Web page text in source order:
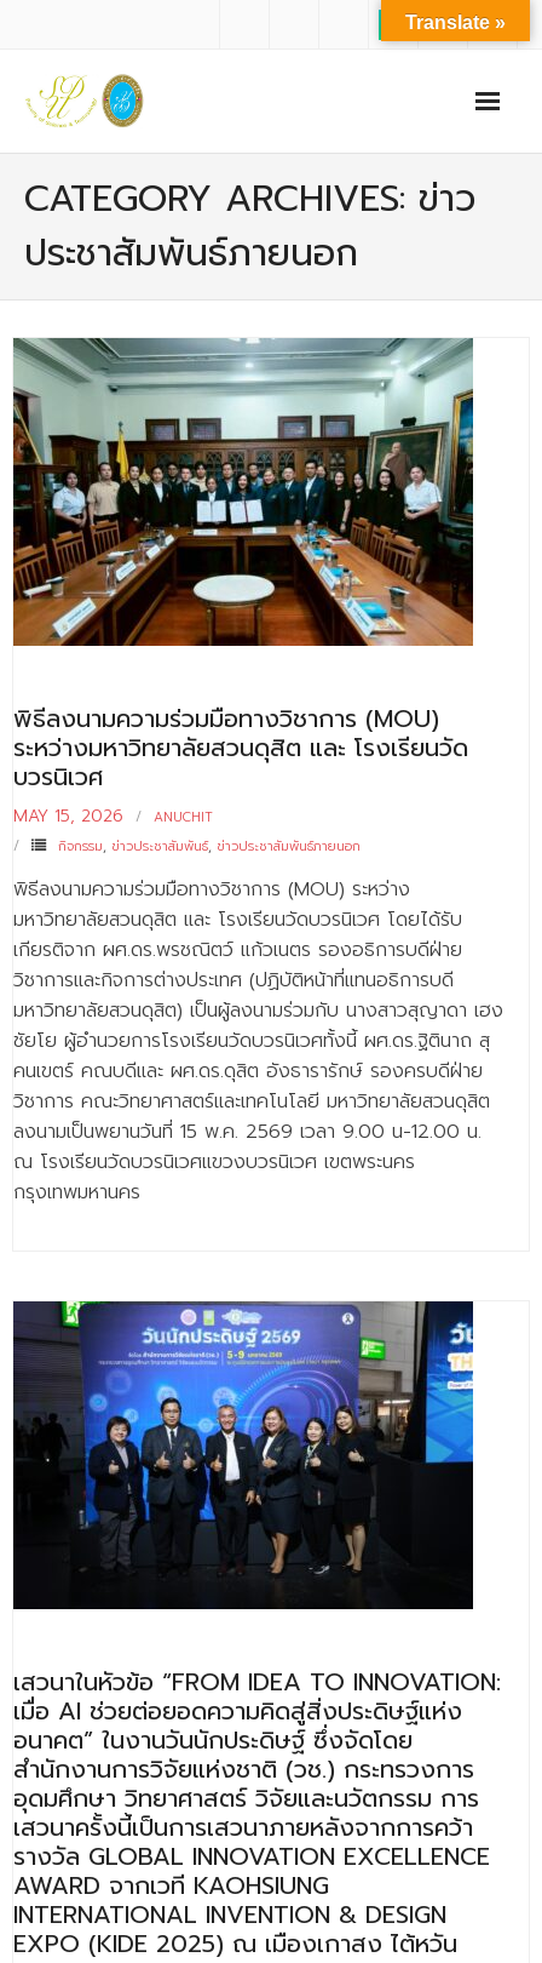
- ปรัชญาการจัดการศึกษา มหาวิทยาลัยสวนดุสิต
- ประวัติความเป็นมาของคณะ
- - สำนักงานคณะวิทยาศาสตร์และเทคโนโลยี
- - บุคลากรวิชาการ
- - บุคลากรสนับสนุน
หลักสูตร
- - วิทยาการคอมพิวเตอร์
- - วิทยาศาสตร์เครื่องสำอาง
- - อาชีวอนามัยและความปลอดภัย
- - อนามัยสิ่งแวดล้อมและสาธารณภัย
- - วิทยาศาสตร์การแพทย์
- - ความมั่นคงปลอดภัยไซเบอร์
- - อุตสาหกรรมชีวภาพเพื่อธุรกิจ
- ศึกษาศาสตรบัณฑิต
- - วิทยาศาสตร์ทั่วไป
- เทคโนโลยีบัณฑิต
- - เทคโนโลยีสารสนเทศ
- ศูนย์สิ่งแวดล้อม
- ศูนย์ปัญญาประดิษฐ์เพื่อการศึกษา
สหกิจศึกษา
- ข่าวประชาสัมพันธ์
- ทุน/สมัครงาน/ศึกษาต่อ
วารสารคณะ
ผลงานคณะ
- ฐานข้อมูลงานวิจัย
- การจัดการความรู้ (KM Scitech)
- โครงการบริหารจัดการพื้นที่ 10 ไร่ ด้านหลังโรงสีข้าว
สวนดุสิต จังหวัดปราจีนบุรี
CATEGORY ARCHIVES: ข่าว
ประชาสัมพันธ์ภายนอก
พิธีลงนามความร่วมมือทางวิชาการ (MOU)
ระหว่างมหาวิทยาลัยสวนดุสิต และ โรงเรียนวัด
บวรนิเวศ
MAY 15, 2026
ANUCHIT
กิจกรรม, ข่าวประชาสัมพันธ์, ข่าวประชาสัมพันธ์ภายนอก
พิธีลงนามความร่วมมือทางวิชาการ (MOU) ระหว่าง
มหาวิทยาลัยสวนดุสิต และ โรงเรียนวัดบวรนิเวศ โดยได้รับ
เกียรติจาก ผศ.ดร.พรชณิตว์ แก้วเนตร รองอธิการบดีฝ่าย
วิชาการและกิจการต่างประเทศ (ปฏิบัติหน้าที่แทนอธิการบดี
มหาวิทยาลัยสวนดุสิต) เป็นผู้ลงนามร่วมกับ นางสาวสุญาดา เฮง
ชัยโย ผู้อำนวยการโรงเรียนวัดบวรนิเวศทั้งนี้ ผศ.ดร.ฐิตินาถ สุ
คนเขตร์ คณบดีและ ผศ.ดร.ดุสิต อังธารารักษ์ รองครบดีฝ่าย
วิชาการ คณะวิทยาศาสตร์และเทคโนโลยี มหาวิทยาลัยสวนดุสิต
ลงนามเป็นพยานวันที่ 15 พ.ค. 2569 เวลา 9.00 น-12.00 น.
ณ โรงเรียนวัดบวรนิเวศแขวงบวรนิเวศ เขตพระนคร
กรุงเทพมหานคร
เสวนาในหัวข้อ “FROM IDEA TO INNOVATION:
เมื่อ AI ช่วยต่อยอดความคิดสู่สิ่งประดิษฐ์แห่ง
อนาคต” ในงานวันนักประดิษฐ์ ซึ่งจัดโดย
สำนักงานการวิจัยแห่งชาติ (วช.) กระทรวงการ
อุดมศึกษา วิทยาศาสตร์ วิจัยและนวัตกรรม การ
เสวนาครั้งนี้เป็นการเสวนาภายหลังจากการคว้า
รางวัล GLOBAL INNOVATION EXCELLENCE
AWARD จากเวที KAOHSIUNG
INTERNATIONAL INVENTION & DESIGN
EXPO (KIDE 2025) ณ เมืองเกาสง ไต้หวัน
Translate »